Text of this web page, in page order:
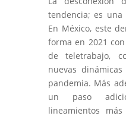
tendencia; es
En México, este
forma en 2021
de teletrabajo,
nuevas
pandemia. Más
un paso
lineamientos